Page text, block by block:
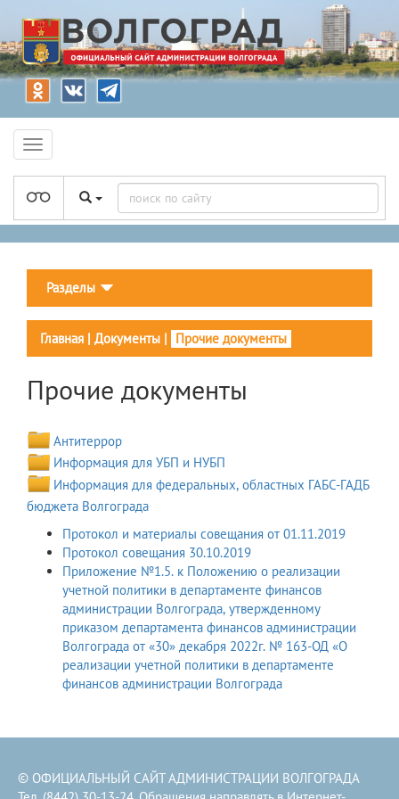
Разделы
Главная | Документы | Прочие документы
Прочие документы
Антитеррор
Информация для УБП и НУБП
Информация для федеральных, областных ГАБС-ГАДБ
бюджета Волгограда
Протокол и материалы совещания от 01.11.2019
Протокол совещания 30.10.2019
Приложение №1.5. к Положению о реализации
учетной политики в департаменте финансов
администрации Волгограда, утвержденному
приказом департамента финансов администрации
Волгограда от «30» декабря 2022г. № 163-ОД «О
реализации учетной политики в департаменте
финансов администрации Волгограда
© ОФИЦИАЛЬНЫЙ САЙТ АДМИНИСТРАЦИИ ВОЛГОГРАДА